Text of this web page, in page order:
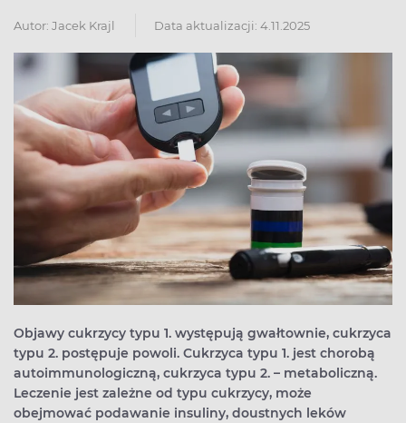
Autor: Jacek Krajl Data aktualizacji: 4.11.2025
Objawy cukrzycy typu 1. występują gwałtownie, cukrzyca
typu 2. postępuje powoli. Cukrzyca typu 1. jest chorobą
autoimmunologiczną, cukrzyca typu 2. – metaboliczną.
Leczenie jest zależne od typu cukrzycy, może
obejmować podawanie insuliny, doustnych leków